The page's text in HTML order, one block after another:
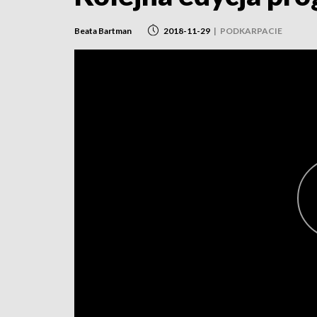
Beata Bartman 2018-11-29 | PODKARPACIE